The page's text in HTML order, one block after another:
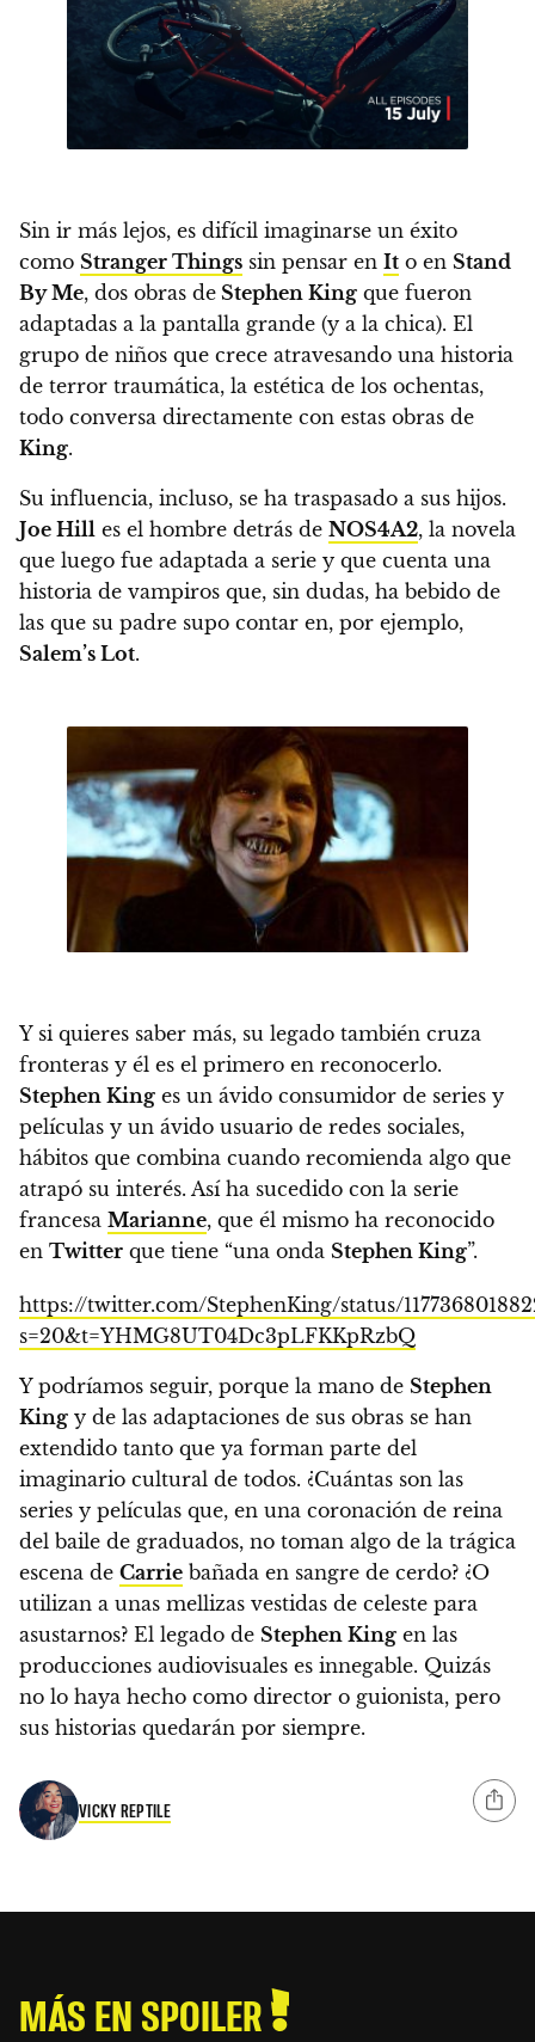
Sin ir más lejos, es difícil imaginarse un éxito
como Stranger Things sin pensar en It o en Stand
By Me, dos obras de Stephen King que fueron
adaptadas a la pantalla grande (y a la chica). El
grupo de niños que crece atravesando una historia
de terror traumática, la estética de los ochentas,
todo conversa directamente con estas obras de
King.
Su influencia, incluso, se ha traspasado a sus hijos.
Joe Hill es el hombre detrás de NOS4A2, la novela
que luego fue adaptada a serie y que cuenta una
historia de vampiros que, sin dudas, ha bebido de
las que su padre supo contar en, por ejemplo,
Salem’s Lot.
Y si quieres saber más, su legado también cruza
fronteras y él es el primero en reconocerlo.
Stephen King es un ávido consumidor de series y
películas y un ávido usuario de redes sociales,
hábitos que combina cuando recomienda algo que
atrapó su interés. Así ha sucedido con la serie
francesa Marianne, que él mismo ha reconocido
en Twitter que tiene “una onda Stephen King”.
https://twitter.com/StephenKing/status/
s=20&t=YHMG8UT04Dc3pLFKKpRzbQ
Y podríamos seguir, porque la mano de Stephen
King y de las adaptaciones de sus obras se han
extendido tanto que ya forman parte del
imaginario cultural de todos. ¿Cuántas son las
series y películas que, en una coronación de reina
del baile de graduados, no toman algo de la trágica
escena de Carrie bañada en sangre de cerdo? ¿O
utilizan a unas mellizas vestidas de celeste para
asustarnos? El legado de Stephen King en las
producciones audiovisuales es innegable. Quizás
no lo haya hecho como director o guionista, pero
sus historias quedarán por siempre.
VICKY REPTILE
MÁS EN SPOILER